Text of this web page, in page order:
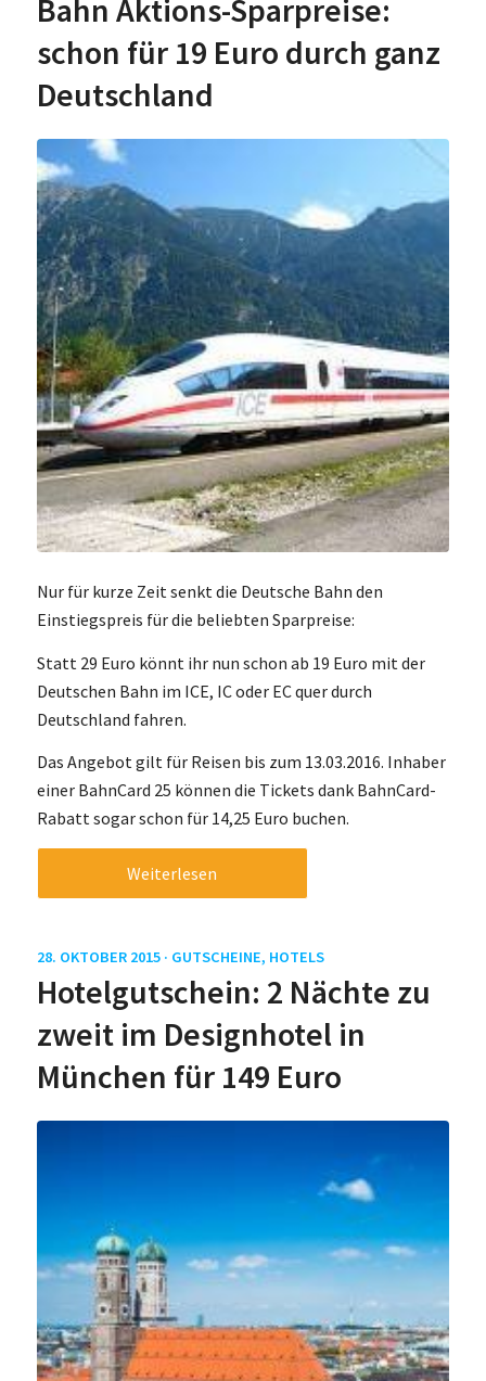
Bahn Aktions-Sparpreise:
schon für 19 Euro durch ganz
Deutschland
Nur für kurze Zeit senkt die Deutsche Bahn den
Einstiegspreis für die beliebten Sparpreise:
Statt 29 Euro könnt ihr nun schon ab 19 Euro mit der
Deutschen Bahn im ICE, IC oder EC quer durch
Deutschland fahren.
Das Angebot gilt für Reisen bis zum 13.03.2016. Inhaber
einer BahnCard 25 können die Tickets dank BahnCard-
Rabatt sogar schon für 14,25 Euro buchen.
Weiterlesen
28. OKTOBER 2015 · GUTSCHEINE, HOTELS
Hotelgutschein: 2 Nächte zu
zweit im Designhotel in
München für 149 Euro